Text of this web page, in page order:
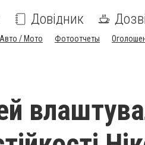
Довідник
Авто / Мото Фотоотчеты